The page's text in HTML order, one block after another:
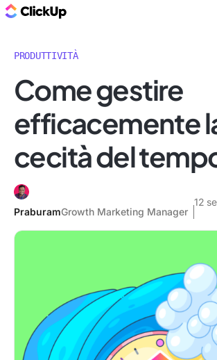
PRODUTTIVITÀ
Come gestire
efficacemente
cecità del
PraburamGrowth Marketing Manager
12